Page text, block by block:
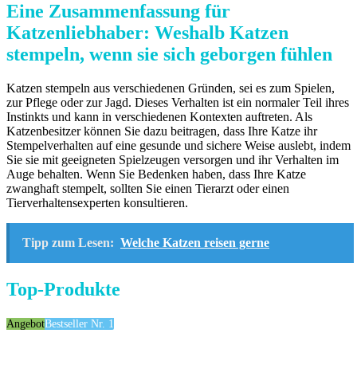
Eine Zusammenfassung für
Katzenliebhaber: Weshalb Katzen
stempeln, wenn sie sich geborgen fühlen
Katzen stempeln aus verschiedenen Gründen, sei es zum Spielen,
zur Pflege oder zur Jagd. Dieses Verhalten ist ein normaler Teil ihres
Instinkts und kann in verschiedenen Kontexten auftreten. Als
Katzenbesitzer können Sie dazu beitragen, dass Ihre Katze ihr
Stempelverhalten auf eine gesunde und sichere Weise auslebt, indem
Sie sie mit geeigneten Spielzeugen versorgen und ihr Verhalten im
Auge behalten. Wenn Sie Bedenken haben, dass Ihre Katze
zwanghaft stempelt, sollten Sie einen Tierarzt oder einen
Tierverhaltensexperten konsultieren.
Tipp zum Lesen: Welche Katzen reisen gerne
Top-Produkte
AngebotBestseller Nr. 1